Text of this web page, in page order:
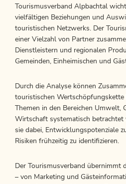
Tourismusverband Alpbachtal
vielfältigen Beziehungen und
touristischen Netzwerks. Der
einer Vielzahl von Partner
Dienstleistern und regionalen
Gemeinden, Einheimischen und
Durch die Analyse können
touristischen Wertschöpfungskette
Themen in den Bereichen Umwelt,
Wirtschaft systematisch betrachtet
sie dabei, Entwicklungspotenziale
Risiken frühzeitig zu identifizieren.
Der Tourismusverband übernimmt
– von Marketing und